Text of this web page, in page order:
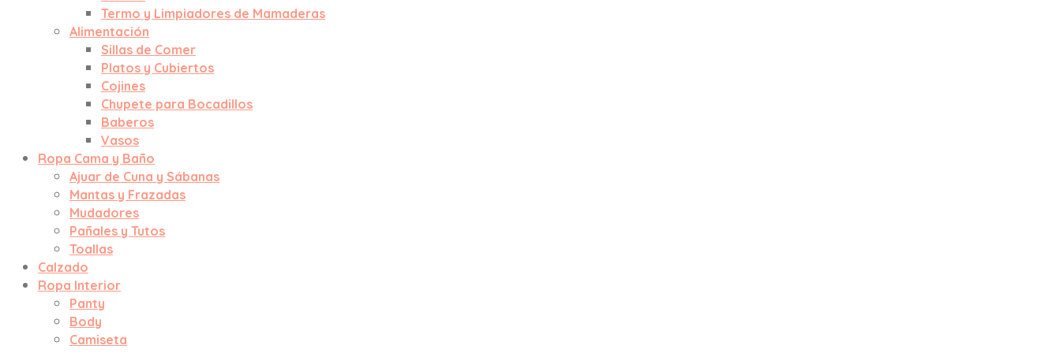
Termo y Limpiadores de Mamaderas
Alimentación
Sillas de Comer
Platos y Cubiertos
Cojines
Chupete para Bocadillos
Baberos
Vasos
Ropa Cama y Baño
Ajuar de Cuna y Sábanas
Mantas y Frazadas
Mudadores
Pañales y Tutos
Toallas
Calzado
Ropa Interior
Panty
Body
Camiseta